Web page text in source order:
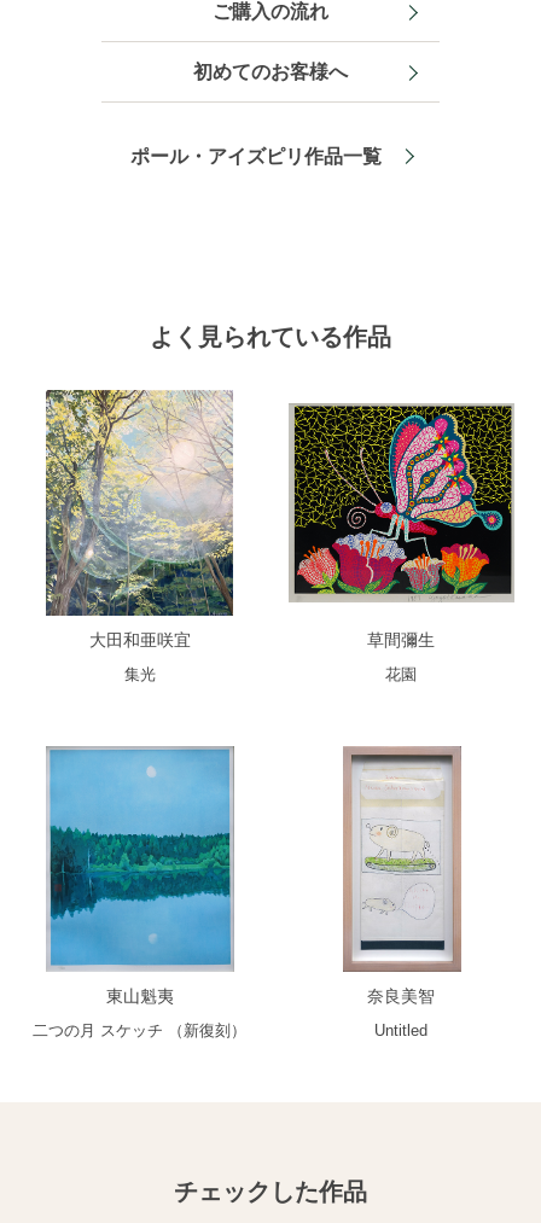
ご購入の流れ
初めてのお客様へ
ポール・アイズピリ作品一覧
よく見られている作品
大田和亜咲宜
集光
草間彌生
花園
東山魁夷
二つの月 スケッチ （新復刻）
奈良美智
Untitled
チェックした作品